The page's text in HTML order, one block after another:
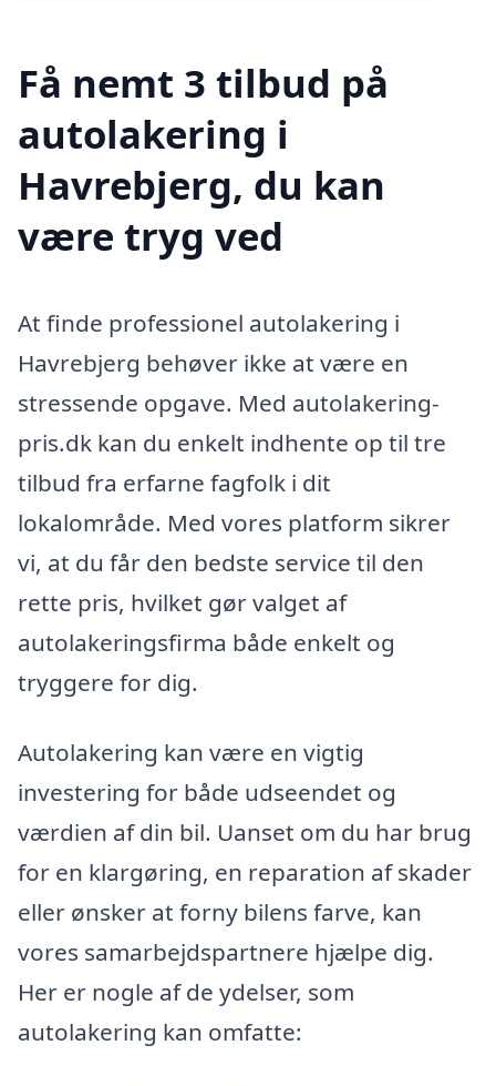
Få nemt 3 tilbud på
autolakering i
Havrebjerg, du kan
være tryg ved
At finde professionel autolakering i
Havrebjerg behøver ikke at være en
stressende opgave. Med autolakering-
pris.dk kan du enkelt indhente op til tre
tilbud fra erfarne fagfolk i dit
lokalområde. Med vores platform sikrer
vi, at du får den bedste service til den
rette pris, hvilket gør valget af
autolakeringsfirma både enkelt og
tryggere for dig.
Autolakering kan være en vigtig
investering for både udseendet og
værdien af din bil. Uanset om du har brug
for en klargøring, en reparation af skader
eller ønsker at forny bilens farve, kan
vores samarbejdspartnere hjælpe dig.
Her er nogle af de ydelser, som
autolakering kan omfatte: